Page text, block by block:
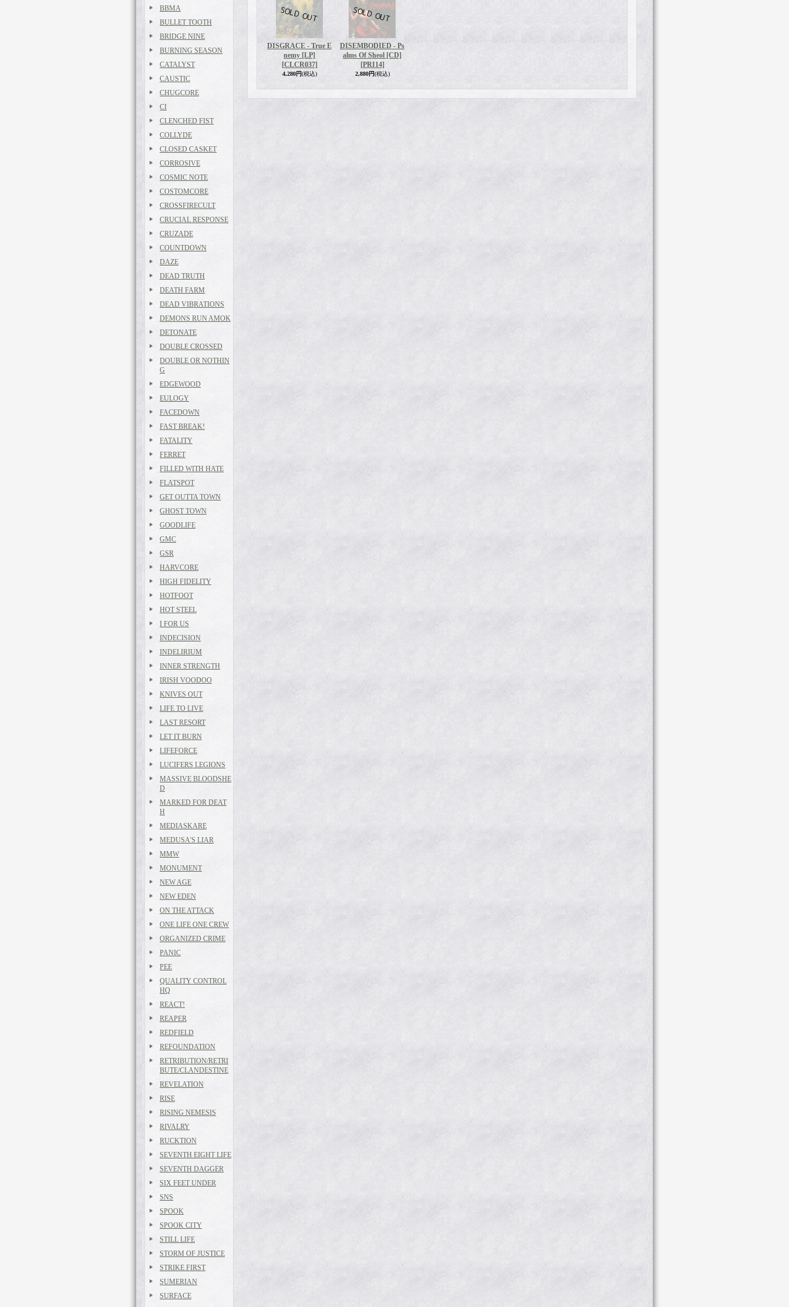
BBMA
BULLET TOOTH
BRIDGE NINE
BURNING SEASON
CATALYST
CAUSTIC
CHUGCORE
CI
CLENCHED FIST
COLLYDE
CLOSED CASKET
CORROSIVE
COSMIC NOTE
COSTOMCORE
CROSSFIRECULT
CRUCIAL RESPONSE
CRUZADE
COUNTDOWN
DAZE
DEAD TRUTH
DEATH FARM
DEAD VIBRATIONS
DEMONS RUN AMOK
DETONATE
DOUBLE CROSSED
DOUBLE OR NOTHIN
G
EDGEWOOD
EULOGY
FACEDOWN
FAST BREAK!
FATALITY
FERRET
FILLED WITH HATE
FLATSPOT
GET OUTTA TOWN
GHOST TOWN
GOODLIFE
GMC
GSR
HARVCORE
HIGH FIDELITY
HOTFOOT
HOT STEEL
I FOR US
INDECISION
INDELIRIUM
INNER STRENGTH
IRISH VOODOO
KNIVES OUT
LIFE TO LIVE
LAST RESORT
LET IT BURN
LIFEFORCE
LUCIFERS LEGIONS
MASSIVE BLOODSHE
D
MARKED FOR DEAT
H
MEDIASKARE
MEDUSA'S LIAR
MMW
MONUMENT
NEW AGE
NEW EDEN
ON THE ATTACK
ONE LIFE ONE CREW
ORGANIZED CRIME
PANIC
PEE
QUALITY CONTROL
HQ
REACT!
REAPER
REDFIELD
REFOUNDATION
RETRIBUTION/RETRI
BUTE/CLANDESTINE
REVELATION
RISE
RISING NEMESIS
RIVALRY
RUCKTION
SEVENTH EIGHT LIFE
SEVENTH DAGGER
SIX FEET UNDER
SNS
SPOOK
SPOOK CITY
STILL LIFE
STORM OF JUSTICE
STRIKE FIRST
SUMERIAN
SURFACE
DISGRACE - True E
nemy [LP]
[CLCR037]
4,280円(税込)
DISEMBODIED - Ps
alms Of Sheol [CD]
[PRI14]
2,880円(税込)